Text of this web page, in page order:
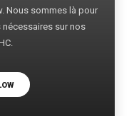
Nous sommes là pour
sur nos